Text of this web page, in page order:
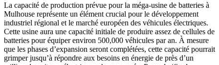
La capacité de production prévue pour la méga-usine de batteries à
Mulhouse représente un élément crucial pour le développement
industriel régional et le marché européen des véhicules électriques.
Cette usine aura une capacité initiale de produire assez de cellules de
batteries pour équiper environ 500,000 véhicules par an. À mesure
que les phases d’expansion seront complétées, cette capacité pourrait
grimper jusqu’à répondre aux besoins en énergie de près d’un